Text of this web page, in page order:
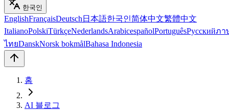
한국인
EnglishFrançaisDeutsch 日本語한국인简体中文繁體中文
ItalianoPolskiTürkçeNederlandsArabicespañolPortuguêsРусскийภา
ไทยDanskNorsk bokmålBahasa Indonesia
홈
AI 블로그